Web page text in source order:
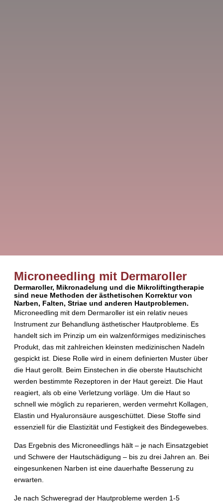
Microneedling mit Dermaroller
Dermaroller, Mikronadelung und die Mikroliftingtherapie
sind neue Methoden der ästhetischen Korrektur von
Narben, Falten, Striae und anderen Hautproblemen.
Microneedling mit dem Dermaroller ist ein relativ neues
Instrument zur Behandlung ästhetischer Hautprobleme. Es
handelt sich im Prinzip um ein walzenförmiges medizinisches
Produkt, das mit zahlreichen kleinsten medizinischen Nadeln
gespickt ist. Diese Rolle wird in einem definierten Muster über
die Haut gerollt. Beim Einstechen in die oberste Hautschicht
werden bestimmte Rezeptoren in der Haut gereizt. Die Haut
reagiert, als ob eine Verletzung vorläge. Um die Haut so
schnell wie möglich zu reparieren, werden vermehrt Kollagen,
Elastin und Hyaluronsäure ausgeschüttet. Diese Stoffe sind
essenziell für die Elastizität und Festigkeit des Bindegewebes.
Das Ergebnis des Microneedlings hält – je nach Einsatzgebiet
und Schwere der Hautschädigung – bis zu drei Jahren an. Bei
eingesunkenen Narben ist eine dauerhafte Besserung zu
erwarten.
Je nach Schweregrad der Hautprobleme werden 1-5